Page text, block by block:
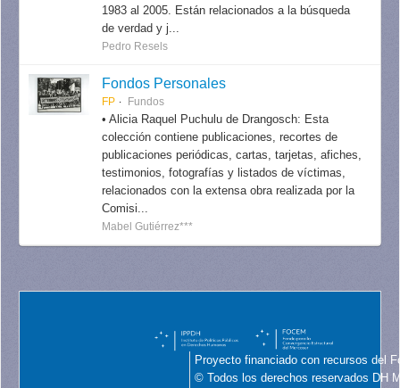
1983 al 2005. Están relacionados a la búsqueda
de verdad y j...
Pedro Resels
Fondos Personales
FP Fundos
• Alicia Raquel Puchulu de Drangosch: Esta
colección contiene publicaciones, recortes de
publicaciones periódicas, cartas, tarjetas, afiches,
testimonios, fotografías y listados de víctimas,
relacionados con la extensa obra realizada por la
Comisi...
Mabel Gutiérrez***
Proyecto financiado con recursos del
© Todos los derechos reservados DH